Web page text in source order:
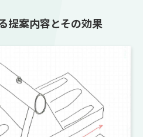
提案内容とその効果